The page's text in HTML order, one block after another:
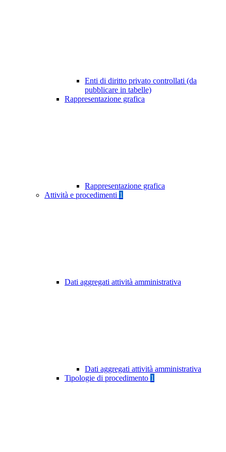
Enti di diritto privato controllati (da
pubblicare in tabelle)
Rappresentazione grafica
Rappresentazione grafica
Attività e procedimenti 1
Dati aggregati attività amministrativa
Dati aggregati attività amministrativa
Tipologie di procedimento 1